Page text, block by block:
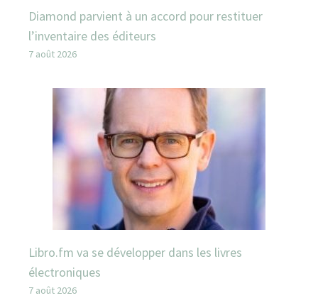
Diamond parvient à un accord pour restituer
l’inventaire des éditeurs
7 août 2026
Libro.fm va se développer dans les livres
électroniques
7 août 2026